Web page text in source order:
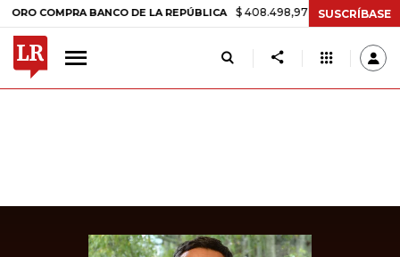
BANCO DE LA REPÚBLICA $ 408.498,97 +$ 8.753,81 +2,19%
SUSCRÍBASE